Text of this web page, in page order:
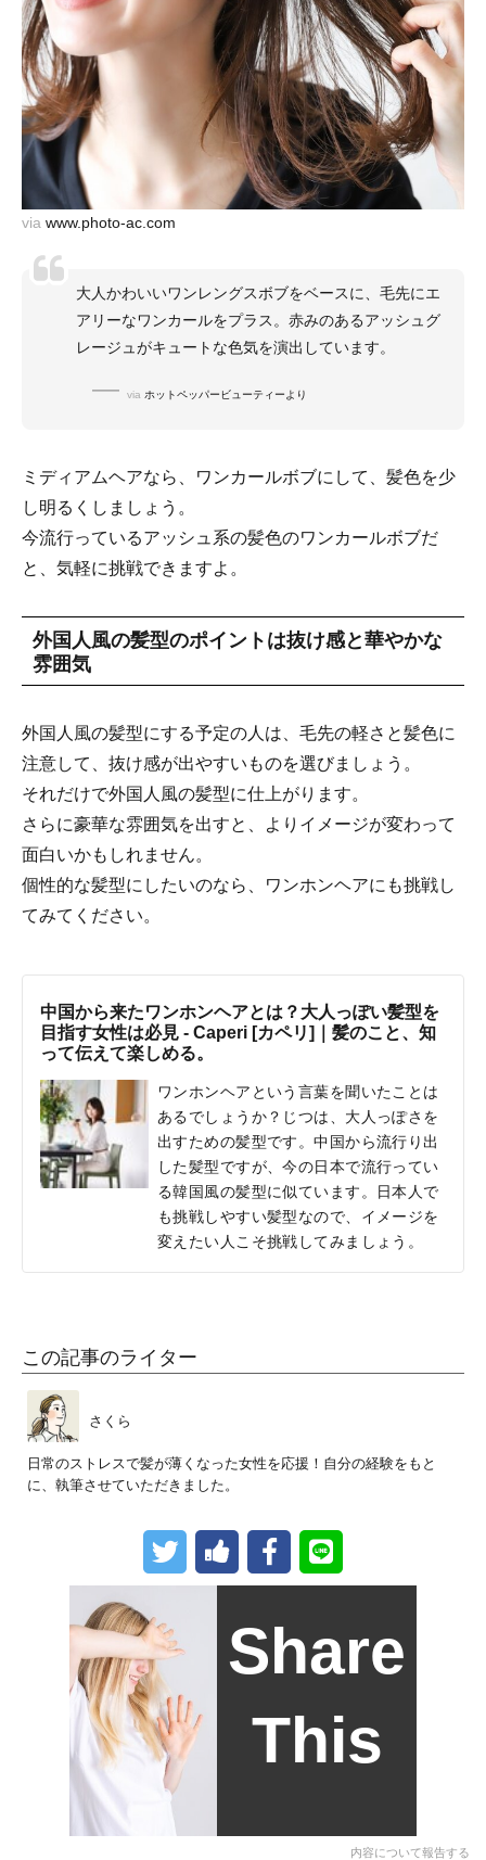
via www.photo-ac.com
大人かわいいワンレングスボブをベースに、毛先にエ
アリーなワンカールをプラス。赤みのあるアッシュグ
レージュがキュートな色気を演出しています。
via ホットペッパービューティーより
ミディアムヘアなら、ワンカールボブにして、髪色を少
し明るくしましょう。
今流行っているアッシュ系の髪色のワンカールボブだ
と、気軽に挑戦できますよ。
外国人風の髪型のポイントは抜け感と華やかな
雰囲気
外国人風の髪型にする予定の人は、毛先の軽さと髪色に
注意して、抜け感が出やすいものを選びましょう。
それだけで外国人風の髪型に仕上がります。
さらに豪華な雰囲気を出すと、よりイメージが変わって
面白いかもしれません。
個性的な髪型にしたいのなら、ワンホンヘアにも挑戦し
てみてください。
中国から来たワンホンヘアとは？大人っぽい髪型を
目指す女性は必見 - Caperi [カペリ]｜髪のこと、知
って伝えて楽しめる。
ワンホンヘアという言葉を聞いたことは
あるでしょうか？じつは、大人っぽさを
出すための髪型です。中国から流行り出
した髪型ですが、今の日本で流行ってい
る韓国風の髪型に似ています。日本人で
も挑戦しやすい髪型なので、イメージを
変えたい人こそ挑戦してみましょう。
この記事のライター
さくら
日常のストレスで髪が薄くなった女性を応援！自分の経験をもと
に、執筆させていただきました。
Share
This
内容について報告する